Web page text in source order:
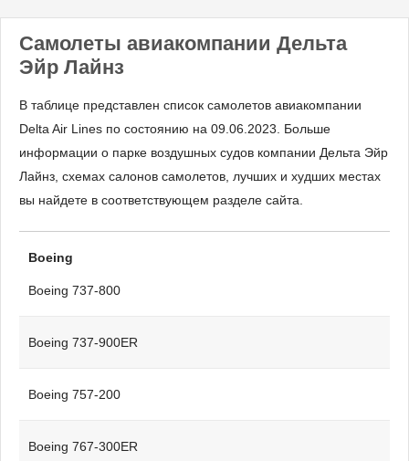
Самолеты авиакомпании Дельта
Эйр Лайнз
В таблице представлен список самолетов авиакомпании
Delta Air Lines по состоянию на 09.06.2023. Больше
информации о парке воздушных судов компании Дельта Эйр
Лайнз, схемах салонов самолетов, лучших и худших местах
вы найдете в соответствующем разделе сайта.
Boeing
Boeing 737-800
Boeing 737-900ER
Boeing 757-200
Boeing 767-300ER